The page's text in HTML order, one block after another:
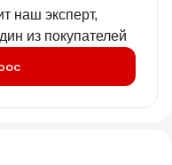
наш эксперт,
из покупателей